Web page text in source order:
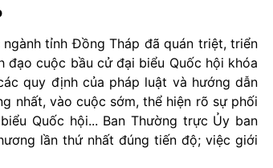
tỉnh Đồng Tháp đã quán triệt, triển
đạo cuộc bầu cử đại biểu Quốc hội khóa
quy định của pháp luật và hướng dẫn
nhất, vào cuộc sớm, thể hiện rõ sự phối
Quốc hội... Ban Thường trực Ủy ban
lần thứ nhất đúng tiến độ; việc giới